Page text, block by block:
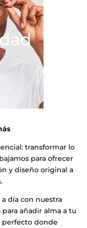
transformar lo
para ofrecer
y diseño original a
día con nuestra
añadir alma a tu
perfecto donde